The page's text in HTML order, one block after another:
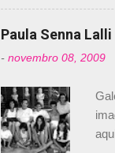
@RGrosjean !
Paula Senna Lalli
- novembro 08, 2009